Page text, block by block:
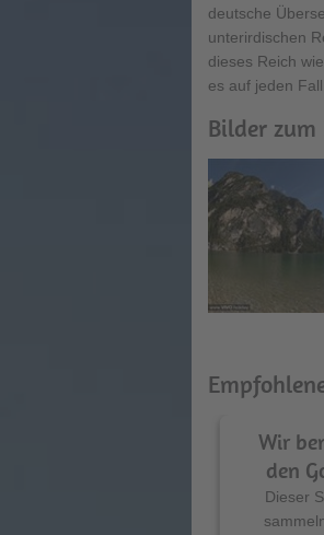
deutsche
unterirdischen
dieses Reich
es auf jeden
Bilder
Wir
den
Dieser